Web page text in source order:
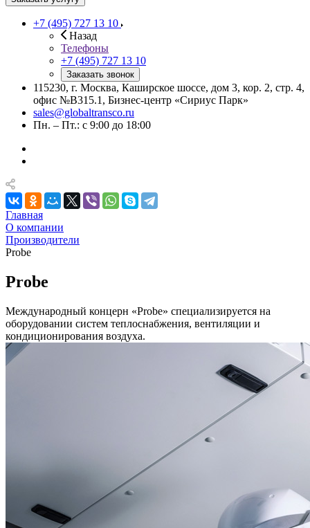
+7 (495) 727 13 10
Назад
Телефоны
+7 (495) 727 13 10
Заказать звонок
115230, г. Москва, Каширское шоссе, дом 3, кор. 2, стр. 4,
офис №В315.1, Бизнес-центр «Сириус Парк»
sales@globaltransco.ru
Пн. – Пт.: с 9:00 до 18:00
Главная
О компании
Производители
Probe
Probe
Международный концерн «Probe» специализируется на
оборудовании систем теплоснабжения, вентиляции и
кондиционирования воздуха.